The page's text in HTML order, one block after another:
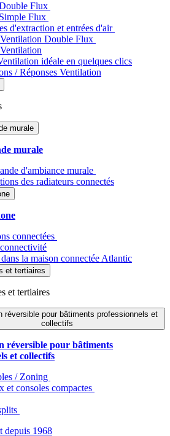
Flux
Flux
d'extraction et entrées d'air
Double Flux
idéale en quelques clics
/ Réponses Ventilation
murale
murale
d'ambiance murale
des radiateurs connectés
connectées
la maison connectée Atlantic
et tertiaires
et tertiaires
réversible pour bâtiments professionnels et
collectifs
réversible pour bâtiments
et collectifs
/ Zoning
et consoles compactes
depuis 1968